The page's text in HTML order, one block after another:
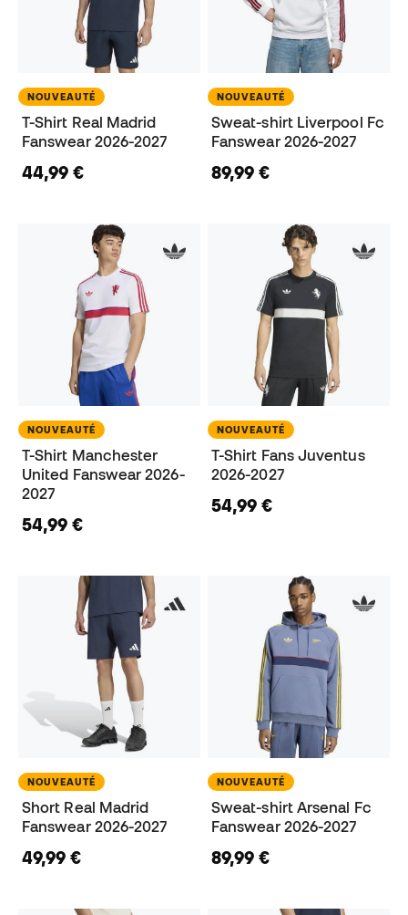
NOUVEAUTÉ
T-Shirt Real Madrid
Fanswear 2026-2027
44,99 €
NOUVEAUTÉ
Sweat-shirt Liverpool Fc
Fanswear 2026-2027
89,99 €
NOUVEAUTÉ
T-Shirt Manchester
United Fanswear 2026-
2027
54,99 €
NOUVEAUTÉ
T-Shirt Fans Juventus
2026-2027
54,99 €
NOUVEAUTÉ
Short Real Madrid
Fanswear 2026-2027
49,99 €
NOUVEAUTÉ
Sweat-shirt Arsenal Fc
Fanswear 2026-2027
89,99 €